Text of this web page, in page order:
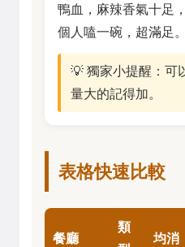
鴨血，麻辣香氣十足
個人嗑一碗，超滿足。
💡 獨家小提醒：可
量大的記得加。
表格快速比較
餐廳
類
均消